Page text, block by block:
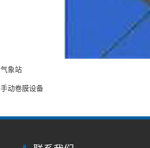
气象站
手动卷膜设备